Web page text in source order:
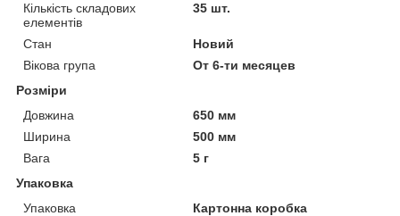
Кількість складових
елементів
35 шт.
Стан
Новий
Вікова група
От 6-ти месяцев
Розміри
Довжина
650 мм
Ширина
500 мм
Вага
5 г
Упаковка
Упаковка
Картонна коробка